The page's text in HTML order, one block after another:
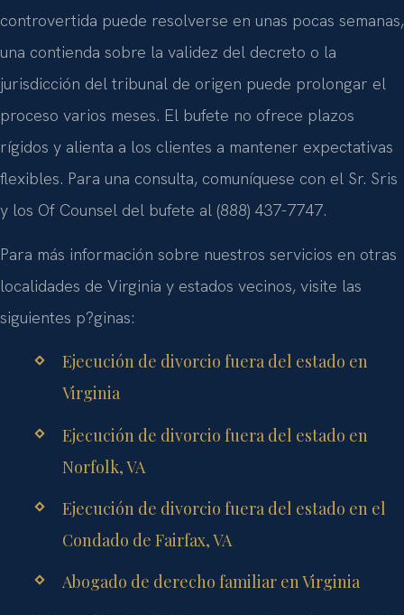
controvertida puede resolverse en unas pocas semanas,
una contienda sobre la validez del decreto o la
jurisdicción del tribunal de origen puede prolongar el
proceso varios meses. El bufete no ofrece plazos
rígidos y alienta a los clientes a mantener expectativas
flexibles. Para una consulta, comuníquese con el Sr. Sris
y los Of Counsel del bufete al (888) 437-7747.
Para más información sobre nuestros servicios en otras
localidades de Virginia y estados vecinos, visite las
siguientes p?ginas:
Ejecución de divorcio fuera del estado en
Virginia
Ejecución de divorcio fuera del estado en
Norfolk, VA
Ejecución de divorcio fuera del estado en el
Condado de Fairfax, VA
Abogado de derecho familiar en Virginia